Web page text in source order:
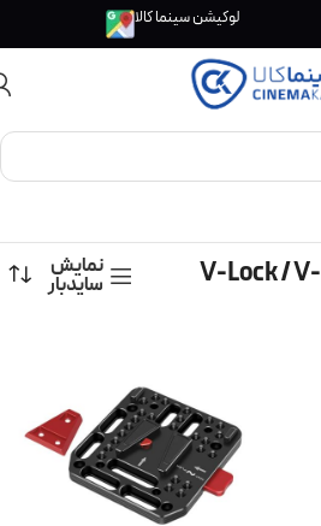
لوکیشن سینما کالا
باتری و شارژر لیتیوم ( V-Lock / V-
نمایش
سایدبار